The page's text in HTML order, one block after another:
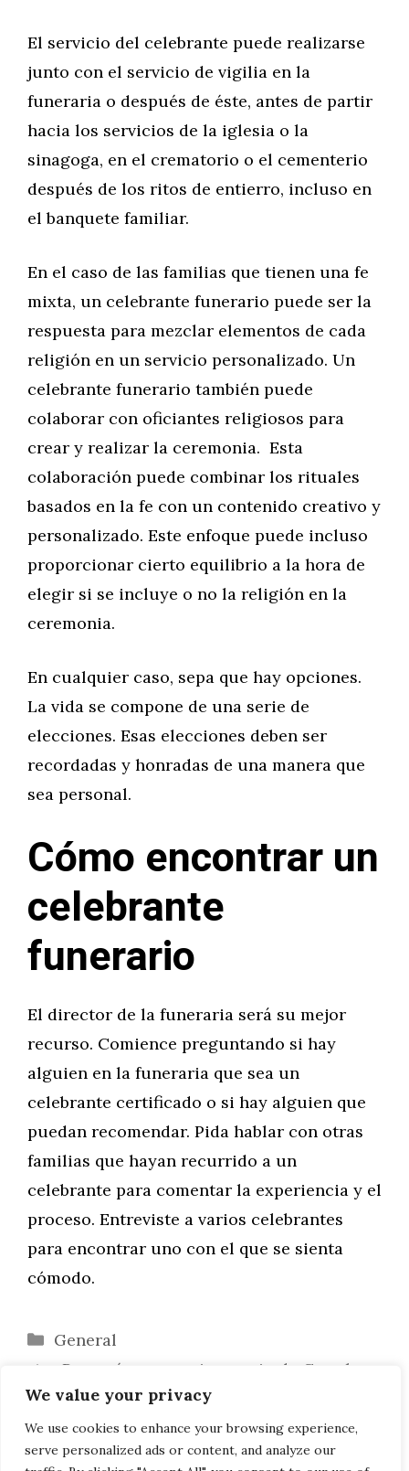
We value your privacy
We use cookies to enhance your browsing experience,
serve personalized ads or content, and analyze our
El servicio del celebrante puede realizarse
junto con el servicio de vigilia en la
funeraria o después de éste, antes de partir
hacia los servicios de la iglesia o la
sinagoga, en el crematorio o el cementerio
después de los ritos de entierro, incluso en
el banquete familiar.
En el caso de las familias que tienen una fe
mixta, un celebrante funerario puede ser la
respuesta para mezclar elementos de cada
religión en un servicio personalizado. Un
celebrante funerario también puede
colaborar con oficiantes religiosos para
crear y realizar la ceremonia. Esta
colaboración puede combinar los rituales
basados en la fe con un contenido creativo y
personalizado. Este enfoque puede incluso
proporcionar cierto equilibrio a la hora de
elegir si se incluye o no la religión en la
ceremonia.
En cualquier caso, sepa que hay opciones.
La vida se compone de una serie de
elecciones. Esas elecciones deben ser
recordadas y honradas de una manera que
sea personal.
Cómo encontrar un
celebrante
funerario
El director de la funeraria será su mejor
recurso. Comience preguntando si hay
alguien en la funeraria que sea un
celebrante certificado o si hay alguien que
puedan recomendar. Pida hablar con otras
familias que hayan recurrido a un
celebrante para comentar la experiencia y el
proceso. Entreviste a varios celebrantes
para encontrar uno con el que se sienta
cómodo.
Categorías
General
¿Por qué no veo mi anuncio de Google
AdWords?
4 formas de evitar el agotamiento
cuando se es autónomo